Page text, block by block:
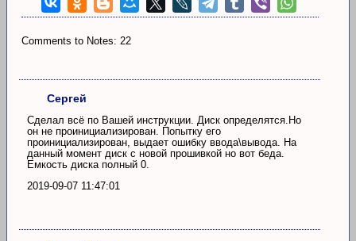
Comments to Notes: 22
Сергей
Сделал всё по Вашей инструкции. Диск определятся.Но
он не проинициализирован. Попытку его
проинициализирован, выдает ошибку ввода\вывода. На
данный момент диск с новой прошивкой но вот беда.
Емкость диска полный 0.
2019-09-07 11:47:01